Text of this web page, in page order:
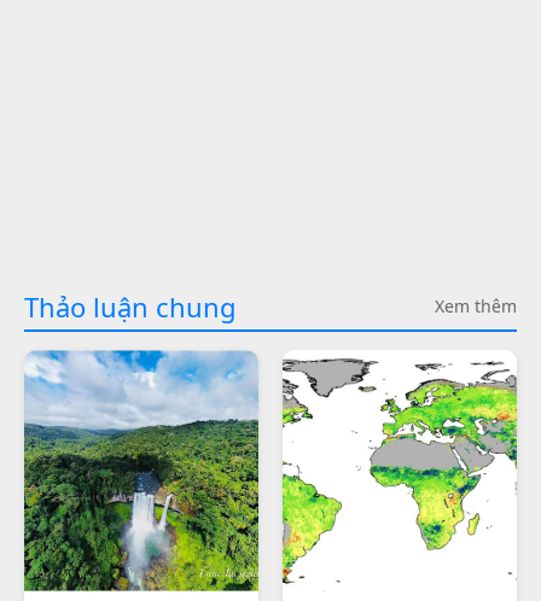
Thảo luận chung Xem thêm